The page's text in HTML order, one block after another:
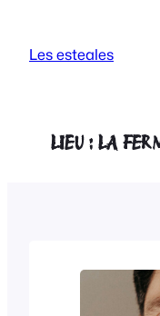
contenu
Les esteales
LIEU : LA